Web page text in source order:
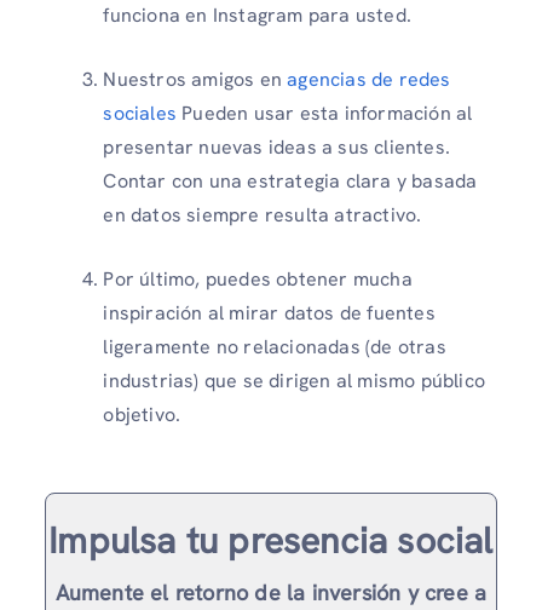
funciona en Instagram para usted.
Nuestros amigos enagencias de redes
sociales Pueden usar esta información al
presentar nuevas ideas a sus clientes.
Contar con una estrategia clara y basada
en datos siempre resulta atractivo.
Por último, puedes obtener mucha
inspiración al mirar datos de fuentes
ligeramente no relacionadas (de otras
industrias) que se dirigen al mismo público
objetivo.
Impulsa tu presencia social
Aumente el retorno de la inversión y cree a